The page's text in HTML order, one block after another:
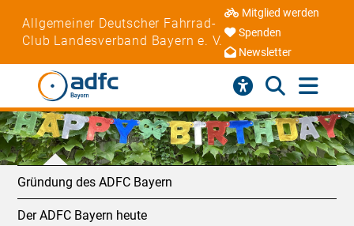
Allgemeiner Deutscher Fahrrad-
Club Landesverband Bayern e. V.
Mitglied werden
Spenden
Newsletter
Gründung des ADFC Bayern
Der ADFC Bayern heute